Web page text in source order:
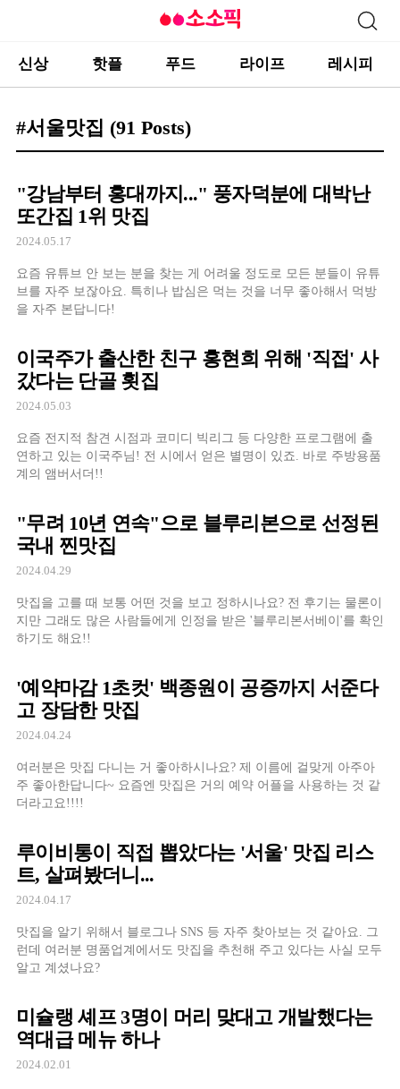
신상 핫플 푸드 라이프 레시피
#서울맛집 (91 Posts)
"강남부터 홍대까지..." 풍자덕분에 대박난
또간집 1위 맛집
2024.05.17
요즘 유튜브 안 보는 분을 찾는 게 어려울 정도로 모든 분들이 유튜
브를 자주 보잖아요. 특히나 밥심은 먹는 것을 너무 좋아해서 먹방
을 자주 본답니다!
이국주가 출산한 친구 홍현희 위해 '직접' 사
갔다는 단골 횟집
2024.05.03
요즘 전지적 참견 시점과 코미디 빅리그 등 다양한 프로그램에 출
연하고 있는 이국주님! 전 시에서 얻은 별명이 있죠. 바로 주방용품
계의 앰버서더!!
"무려 10년 연속"으로 블루리본으로 선정된
국내 찐맛집
2024.04.29
맛집을 고를 때 보통 어떤 것을 보고 정하시나요? 전 후기는 물론이
지만 그래도 많은 사람들에게 인정을 받은 '블루리본서베이'를 확인
하기도 해요!!
'예약마감 1초컷' 백종원이 공증까지 서준다
고 장담한 맛집
2024.04.24
여러분은 맛집 다니는 거 좋아하시나요? 제 이름에 걸맞게 아주아
주 좋아한답니다~ 요즘엔 맛집은 거의 예약 어플을 사용하는 것 같
더라고요!!!!
루이비통이 직접 뽑았다는 '서울' 맛집 리스
트, 살펴봤더니...
2024.04.17
맛집을 알기 위해서 블로그나 SNS 등 자주 찾아보는 것 같아요. 그
런데 여러분 명품업계에서도 맛집을 추천해 주고 있다는 사실 모두
알고 계셨나요?
미슐랭 셰프 3명이 머리 맞대고 개발했다는
역대급 메뉴 하나
2024.02.01